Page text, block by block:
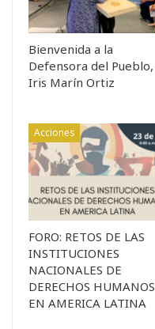
Bienvenida a la
Defensora del Pueblo,
Iris Marín Ortiz
Acciones
FORO: RETOS DE LAS
INSTITUCIONES
NACIONALES DE
DERECHOS HUMANOS
EN AMERICA LATINA